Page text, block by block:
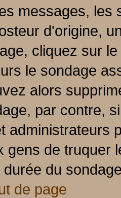
messages, les
d'origine,
cliquez sur
le sondage
alors
par contre,
administrateurs
gens de truquer
du
de page